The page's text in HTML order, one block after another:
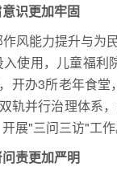
识更加牢固
能力提升与为民
使用，儿童福
开办3所老年食
轨并行治理体系
展"三问三访"工作
责更加严明